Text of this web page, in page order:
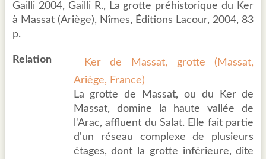
Gailli 2004, Gailli R., La grotte préhistorique du Ker
à Massat (Ariège), Nîmes, Éditions Lacour, 2004, 83
p.
Relation
Ker de Massat, grotte (Massat,
Ariège, France)
La grotte de Massat, ou du Ker de
Massat, domine la haute vallée de
l'Arac, affluent du Salat. Elle fait partie
d'un réseau complexe de plusieurs
étages, dont la grotte inférieure, dite